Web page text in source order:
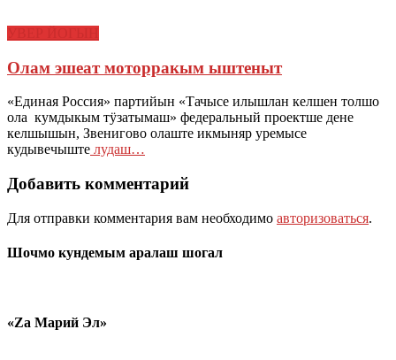
Олам эшеат моторракым ыштеныт
«Единая Россия» партийын «Тачысе илышлан келшен толшо
ола кумдыкым тӱзатымаш» федеральный проектше дене
келшышын, Звенигово олаште икмыняр уремысе
кудывечыште лудаш…
Добавить комментарий
Для отправки комментария вам необходимо авторизоваться.
Шочмо кундемым аралаш шогал
«Zа Марий Эл»